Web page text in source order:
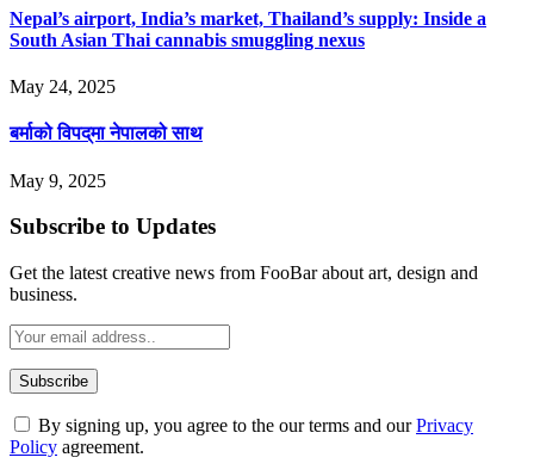
Nepal’s airport, India’s market, Thailand’s supply: Inside a
South Asian Thai cannabis smuggling nexus
May 24, 2025
बर्माको विपद्‌मा नेपालको साथ
May 9, 2025
Subscribe to Updates
Get the latest creative news from FooBar about art, design and
business.
By signing up, you agree to the our terms and ourPrivacy
Policy agreement.